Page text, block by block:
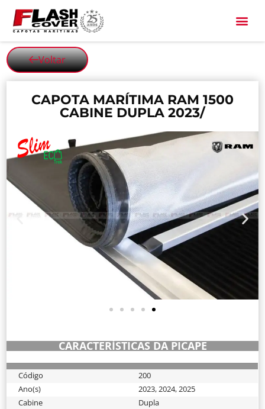
Voltar
CAPOTA MARÍTIMA RAM 1500
CABINE DUPLA 2023/
CARACTERÍSTICAS DA PICAPE
Código
200
Ano(s)
2023,2024,2025
Cabine
Dupla